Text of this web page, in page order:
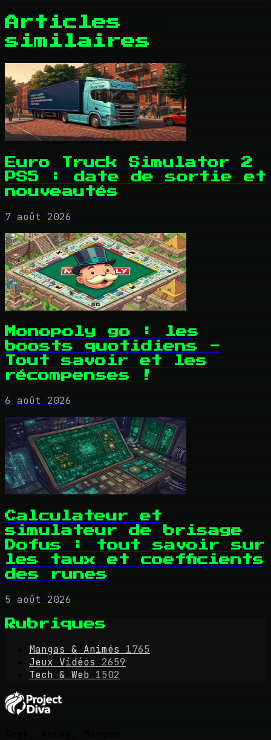
Articles
similaires
Euro Truck Simulator 2
PS5 : date de sortie et
nouveautés
7 août 2026
Monopoly go : les
boosts quotidiens -
Tout savoir et les
récompenses !
6 août 2026
Calculateur et
simulateur de brisage
Dofus : tout savoir sur
les taux et coefficients
des runes
5 août 2026
Rubriques
Mangas & Animés
1765
Jeux Vidéos
2659
Tech & Web 1502